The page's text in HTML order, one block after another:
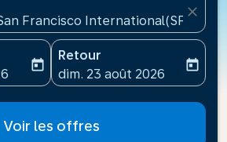
Francisco International(SFO),
close
date-aria-label
today
Retour
fc-booking-return-date-
dim. 23 août 2026
today
Voir les offres